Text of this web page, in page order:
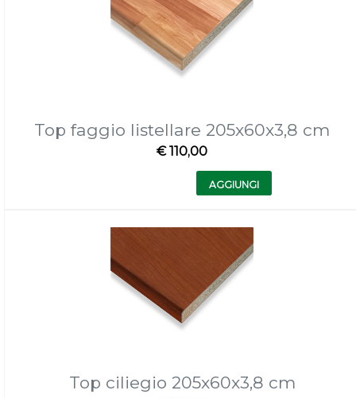
Top faggio listellare 205x60x3,8 cm
€ 110,00
Quantità
AGGIUNGI
Top ciliegio 205x60x3,8 cm